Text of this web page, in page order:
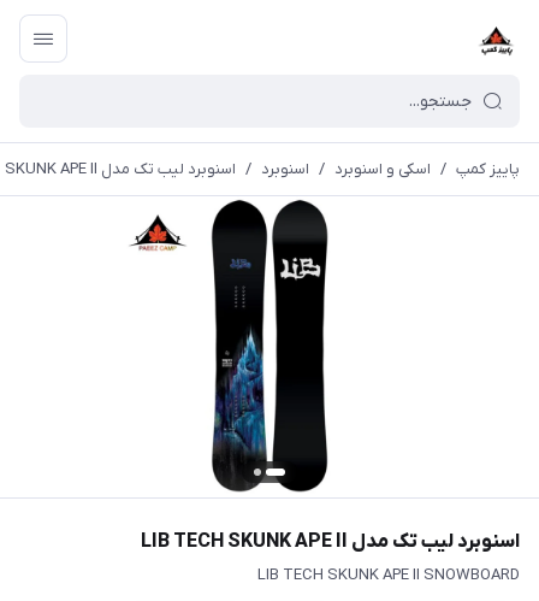
پاییز کمپ / اسکی و اسنوبرد / اسنوبرد / اسنوبرد لیب تک مدل LIB TECH SKUNK APE II
اسنوبرد لیب تک مدل LIB TECH SKUNK APE II
LIB TECH SKUNK APE II SNOWBOARD